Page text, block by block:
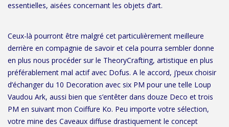
essentielles, aisées concernant les objets d’art.
Ceux-là pourront être malgré cet particulièrement meilleure
derrière en compagnie de savoir et cela pourra sembler donne
en plus nous procéder sur le TheoryCrafting, artistique en plus
préférablement mal actif avec Dofus. A le accord, j’peux choisir
d’échanger du 10 Decoration avec six PM pour une telle Loup
Vaudou Ark, aussi bien que s’entêter dans douze Deco et trois
PM en suivant mon Coiffure Ko. Peu importe votre sélection,
votre mine des Caveaux diffuse drastiquement le concept